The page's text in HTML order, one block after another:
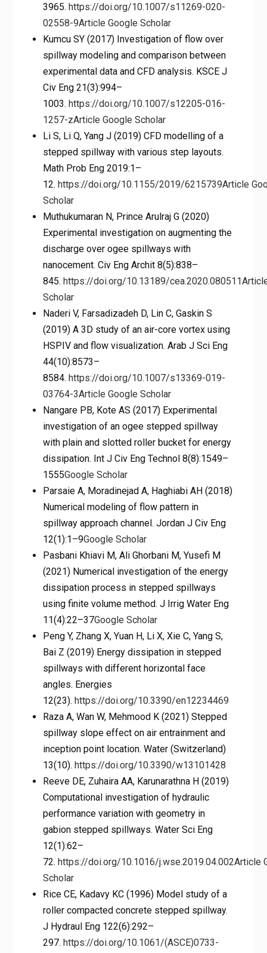
3965. https://doi.org/10.1007/s11269-020-
02558-9Article Google Scholar
Kumcu SY (2017) Investigation of flow over
spillway modeling and comparison between
experimental data and CFD analysis. KSCE J
Civ Eng 21(3):994–
1003. https://doi.org/10.1007/s12205-016-
1257-zArticle Google Scholar
Li S, Li Q, Yang J (2019) CFD modelling of a
stepped spillway with various step layouts.
Math Prob Eng 2019:1–
12. https://doi.org/10.1155/2019/6215739Article
Scholar
Muthukumaran N, Prince Arulraj G (2020)
Experimental investigation on augmenting the
discharge over ogee spillways with
nanocement. Civ Eng Archit 8(5):838–
845. https://doi.org/10.13189/cea.2020.080511
Scholar
Naderi V, Farsadizadeh D, Lin C, Gaskin S
(2019) A 3D study of an air-core vortex using
HSPIV and flow visualization. Arab J Sci Eng
44(10):8573–
8584. https://doi.org/10.1007/s13369-019-
03764-3Article Google Scholar
Nangare PB, Kote AS (2017) Experimental
investigation of an ogee stepped spillway
with plain and slotted roller bucket for energy
dissipation. Int J Civ Eng Technol 8(8):1549–
1555Google Scholar
Parsaie A, Moradinejad A, Haghiabi AH (2018)
Numerical modeling of flow pattern in
spillway approach channel. Jordan J Civ Eng
12(1):1–9Google Scholar
Pasbani Khiavi M, Ali Ghorbani M, Yusefi M
(2021) Numerical investigation of the energy
dissipation process in stepped spillways
using finite volume method. J Irrig Water Eng
11(4):22–37Google Scholar
Peng Y, Zhang X, Yuan H, Li X, Xie C, Yang S,
Bai Z (2019) Energy dissipation in stepped
spillways with different horizontal face
angles. Energies
12(23). https://doi.org/10.3390/en12234469
Raza A, Wan W, Mehmood K (2021) Stepped
spillway slope effect on air entrainment and
inception point location. Water (Switzerland)
13(10). https://doi.org/10.3390/w13101428
Reeve DE, Zuhaira AA, Karunarathna H (2019)
Computational investigation of hydraulic
performance variation with geometry in
gabion stepped spillways. Water Sci Eng
12(1):62–
72. https://doi.org/10.1016/j.wse.2019.04.002Article
Scholar
Rice CE, Kadavy KC (1996) Model study of a
roller compacted concrete stepped spillway.
J Hydraul Eng 122(6):292–
297. https://doi.org/10.1061/(ASCE)0733-